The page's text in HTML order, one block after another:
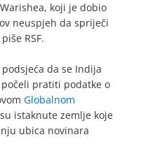
koji je dobio
neuspjeh da spriječi
RSF.
da se Indija
počeli pratiti podatke o
Globalnom
istaknute zemlje koje
ubica novinara